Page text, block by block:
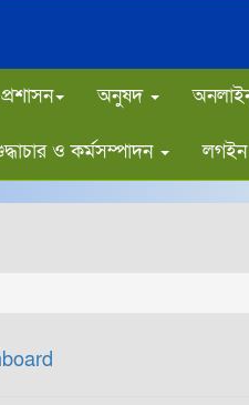
প্রশাসন অনুষদ
ও কর্মসম্পাদন লগইন